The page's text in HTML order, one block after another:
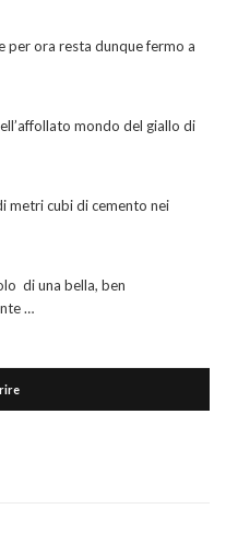
per ora resta dunque fermo a
mondo del giallo di
metri cubi di cemento nei
di una bella, ben
…